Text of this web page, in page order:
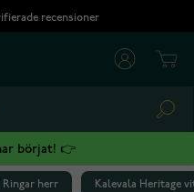
recensioner
börjat! 👉
Ringar herr Kalevala Heritage